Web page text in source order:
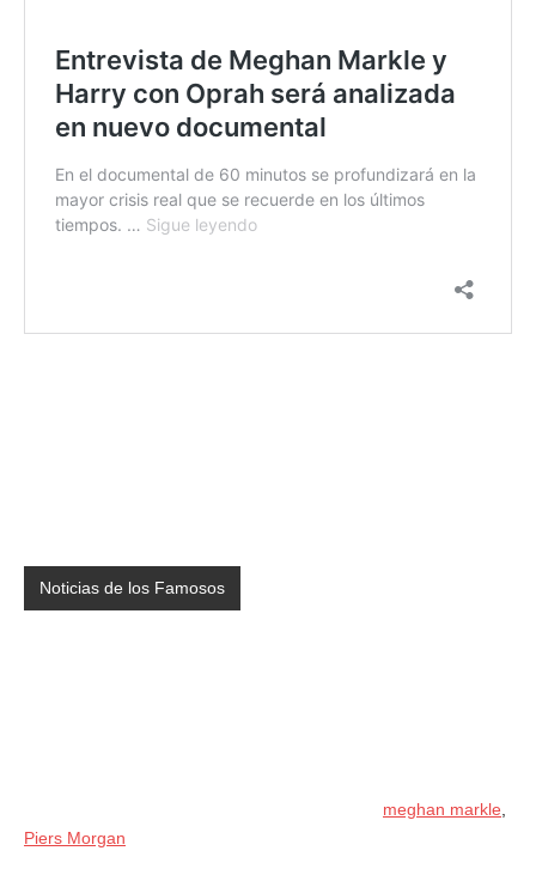
Noticias de los Famosos
meghan markle
Piers Morgan